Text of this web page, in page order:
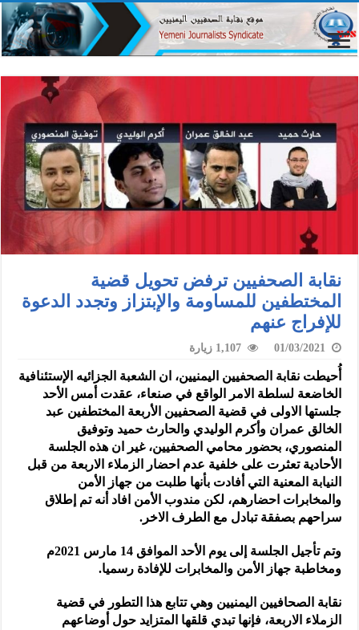
نقابة الصحفيين ترفض تحويل قضية
المختطفين للمساومة والإبتزاز وتجدد الدعوة
للإفراج عنهم
01/03/2021 1,107 زيارة
أُحيطت نقابة الصحفيين اليمنيين، ان الشعبة الجزائيه الإستئنافية
الخاضعة لسلطة الامر الواقع في صنعاء، عقدت أمس الأحد
جلستها الاولى في قضية الصحفيين الأربعة المختطفين عبد
الخالق عمران وأكرم الوليدي والحارث حميد وتوفيق
المنصوري، بحضور محامي الصحفيين، غير ان هذه الجلسة
الأحادية تعثرت على خلفية عدم احضار الزملاء الاربعة من قبل
النيابة المعنية التي أفادت بأنها طلبت من جهاز الأمن
والمخابرات احضارهم، لكن مندوب الأمن افاد أنه تم إطلاق
سراحهم بصفقة تبادل مع الطرف الاخر.
وتم تأجيل الجلسة إلى يوم الأحد الموافق 14 مارس 2021م
ومخاطبة جهاز الأمن والمخابرات للإفادة رسميا.
نقابة الصحافيين اليمنيين وهي تتابع هذا التطور في قضية
الزملاء الاربعة، فإنها تبدي قلقها المتزايد حول أوضاعهم